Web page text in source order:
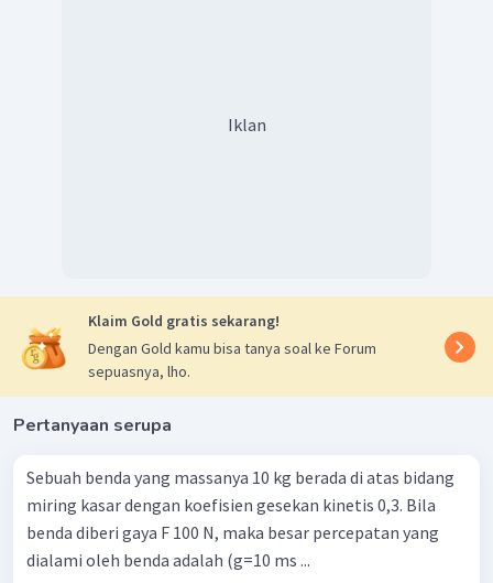
Iklan
Klaim Gold gratis sekarang!
Dengan Gold kamu bisa tanya soal ke Forum
sepuasnya, lho.
Pertanyaan serupa
Sebuah benda yang massanya 10 kg berada di atas bidang
miring kasar dengan koefisien gesekan kinetis 0,3. Bila
benda diberi gaya F 100 N, maka besar percepatan yang
dialami oleh benda adalah (g=10 ms ...